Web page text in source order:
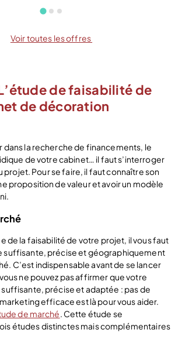
Voir toutes les offres
de faisabilité de
de décoration
dans la recherche de financements, le
de votre cabinet… il faut s’interroger
projet. Pour se faire, il faut connaître son
proposition de valeur et avoir un modèle
de la faisabilité de votre projet, il vous faut
suffisante, précise et géographiquement
C’est indispensable avant de se lancer
ne pouvez pas affirmer que votre
précise et adaptée : pas de
efficace est là pour vous aider.
de marché. Cette étude se
études distinctes mais complémentaires